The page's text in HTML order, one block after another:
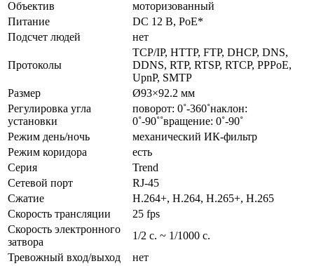
Объектив
моторизованный
Питание
DC 12 В, PoE*
Подсчет людей
нет
Протоколы
TCP/IP, HTTP, FTP, DHCP, DNS,
DDNS, RTP, RTSP, RTCP, PPPoE,
UpnP, SMTP
Размер
Ø93×92.2 мм
Регулировка угла
установки
поворот: 0˚-360˚наклон:
0˚-90˚˚вращение: 0˚-90˚
Режим день/ночь
механический ИК-фильтр
Режим коридора
есть
Серия
Trend
Сетевой порт
RJ-45
Сжатие
H.264+, H.264, H.265+, H.265
Скорость трансляции
25 fps
Скорость электронного
затвора
1/2 с. ~ 1/1000 с.
Тревожный вход/выход
нет